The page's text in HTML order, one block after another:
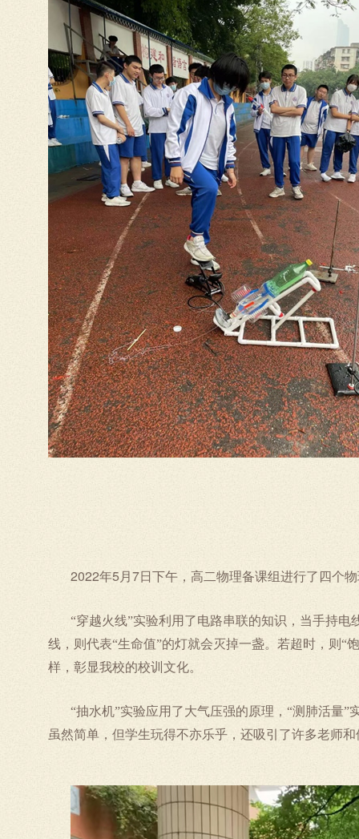
2022年5月 7日下午，高二物理备课组进行了四个
“穿越火线”实验利用了电路串联的知识，当手持
线，则代表“生命值”的灯就会灭掉一盏。若超时，则“
样，彰显我校的校训文化。
“抽水机”实验应用了大气压强的原理，“测肺活量
虽然简单，但学生玩得不亦乐乎，还吸引了许多老师